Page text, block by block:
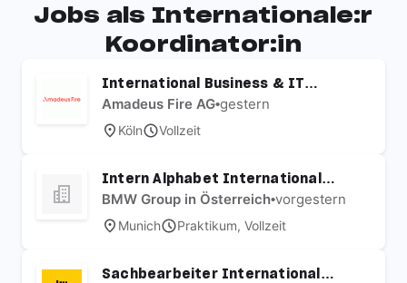
Jobs als Internationale:r
Koordinator:in
International Business & IT
Consultant (m/w/d)
Amadeus Fire AG•gestern
Köln Vollzeit
Intern Alphabet International
Account Management (f/m/x)
BMW Group in Österreich•vorgestern
Munich Praktikum, Vollzeit
Sachbearbeiter International